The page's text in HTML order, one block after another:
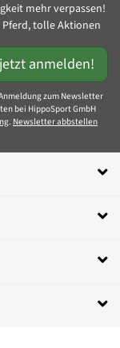
zum
mehr verpassen!
tolle Aktionen
jetzt anmelden!
zum Newsletter
bei HippoSport GmbH
. Newsletter abbstellen